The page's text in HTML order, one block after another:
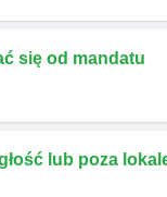
się od mandatu
lub poza